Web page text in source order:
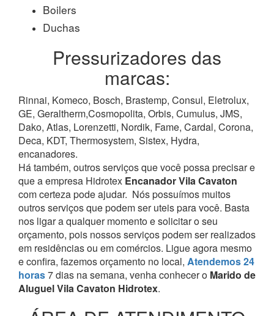
Boilers
Duchas
Pressurizadores das
marcas:
Rinnai, Komeco, Bosch, Brastemp, Consul, Eletrolux,
GE, Geraltherm,Cosmopolita, Orbis, Cumulus, JMS,
Dako, Atlas, Lorenzetti, Nordik, Fame, Cardal, Corona,
Deca, KDT, Thermosystem, Sistex, Hydra,
encanadores.
Há também, outros serviços que você possa precisar e
que a empresa Hidrotex Encanador Vila Cavaton
com certeza pode ajudar. Nós possuímos muitos
outros serviços que podem ser uteis para você. Basta
nos ligar a qualquer momento e solicitar o seu
orçamento, pois nossos serviços podem ser realizados
em residências ou em comércios. Ligue agora mesmo
e confira, fazemos orçamento no local, Atendemos 24
horas7 dias na semana, venha conhecer o Marido de
Aluguel Vila Cavaton Hidrotex.